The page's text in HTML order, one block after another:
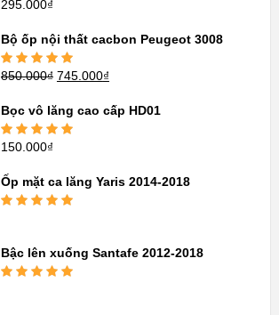
Được xếp
295.000₫
Bộ ốp nội thất cacbon Peugeot 3008
Được xếp
850.000₫ 745.000₫
Bọc vô lăng cao cấp HD01
Được xếp
sao
150.000₫
Ốp mặt ca lăng Yaris 2014-2018
Bậc lên xuống Santafe 2012-2018